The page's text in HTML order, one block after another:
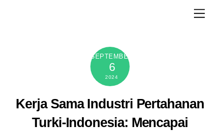
SEPTEMBER
6
2024
Kerja Sama Industri Pertahanan
Turki-Indonesia: Mencapai